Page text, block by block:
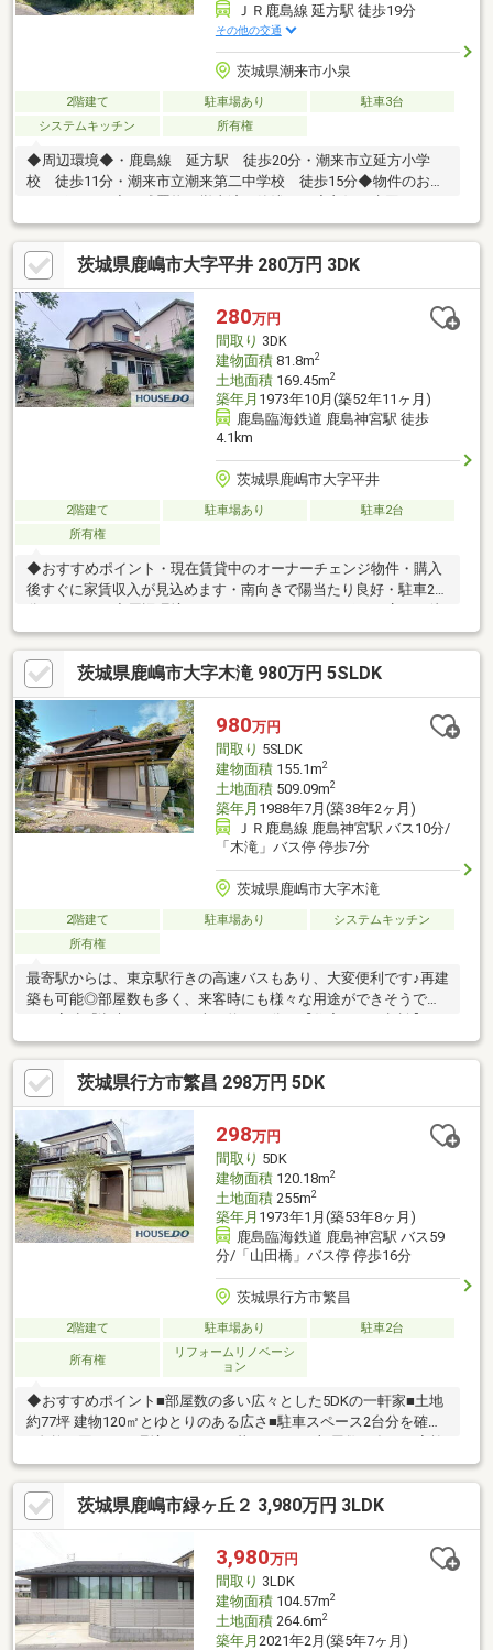
ＪＲ鹿島線 延方駅 徒歩19分
その他の交通
茨城県潮来市小泉
2階建て 駐車場あり
駐車3台
システムキッチン
所有権
◆周辺環境◆・鹿島線 延方駅 徒歩20分・潮来市立延方小学
校 徒歩11分・潮来市立潮来第二中学校 徒歩15分◆物件のおす
ーニングサービズ◆不動産の事ならトレース不動産へお任せくだ
さい◆新築・中古住宅の購入、注文住宅のご提案、土地・建物の
売却等幅広く活動しております！不動産経験１０年以上の経験豊
富なスタッフが常駐しております！誠実・信頼のできるご提案、
接客を心掛けております！下記関連リンクから弊社ＨＰをチェッ
ク！インスタグラムで不動産情報を日々発信中！お気軽にお問い
合せください。
茨城県鹿嶋市大字平井 280万円 3DK
280万円
間取り 3DK
建物面積81.8m2
土地面積169.45m2
築年月 1973年10月(築52年11ヶ月)
鹿島臨海鉄道 鹿島神宮駅 徒歩
4.1km
茨城県鹿嶋市大字平井
2階建て 駐車場あり
駐車2台
所有権
◆おすすめポイント・現在賃貸中のオーナーチェンジ物件・購入
後すぐに家賃収入が見込めます・南向きで陽当たり良好・駐車2台
歩21分・鉢形小学校まで徒歩15分・平井中学校まで徒歩25分・鹿
島神宮駅まで徒歩51分◆ご案内投資物件としての詳細や利回りの
ご相談も承ります。お気軽にお問い合わせください。
茨城県鹿嶋市大字木滝 980万円 5SLDK
980万円
間取り 5SLDK
建物面積155.1m2
土地面積509.09m2
築年月 1988年7月(築38年2ヶ月)
ＪＲ鹿島線 鹿島神宮駅 バス10分/
「木滝」バス停 停歩7分
茨城県鹿嶋市大字木滝
2階建て 駐車場あり
システムキッチン
所有権
最寄駅からは、東京駅行きの高速バスもあり、大変便利です♪再建
築も可能◎部屋数も多く、来客時にも様々な用途ができそうで
す。高速『潮来ＩＣ』まで車で約１４分！【住宅ローン相談】も
おまかせ下さい！転職して間もない 頭金が用意できない 変
動？固定？保証料？事務手数料？なんのこと？？住宅ローンでお
悩みの方、まずは弊社にご相談ください！弊社YouTubeチャンネ
ル
https://www.youtube.com/channel/UCvQ2foSiU3Me0UriU6U9KoA
茨城県行方市繁昌 298万円 5DK
298万円
間取り 5DK
建物面積120.18m2
土地面積255m2
築年月 1973年1月(築53年8ヶ月)
鹿島臨海鉄道 鹿島神宮駅 バス59
分/「山田橋」バス停 停歩16分
茨城県行方市繁昌
2階建て 駐車場あり 駐車2台
所有権
リフォームリノベーシ
ョン
◆おすすめポイント■部屋数の多い広々とした5DKの一軒家■土地
約77坪 建物120㎡とゆとりのある広さ■駐車スペース2台分を確保
の多い方や二世帯でのご利用にも◆周辺環境■北浦小学校まで車
で7分■ヨコセストアーまで徒歩21分■大洋駅まで車で14分■お車で
の移動がしやすい環境です◆ご案内現地のご見学やお住まいのご
相談はお気軽にどうぞ。実際の広さをぜひご覧ください。
茨城県鹿嶋市緑ヶ丘２ 3,980万円 3LDK
3,980万円
間取り 3LDK
建物面積104.57m2
土地面積264.6m2
築年月 2021年2月(築5年7ヶ月)